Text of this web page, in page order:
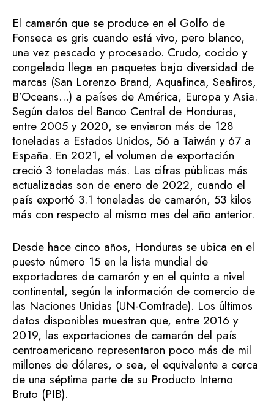
El camarón que se produce en el Golfo de
Fonseca es gris cuando está vivo, pero blanco,
una vez pescado y procesado. Crudo, cocido y
congelado llega en paquetes bajo diversidad de
marcas (San Lorenzo Brand, Aquafinca, Seafiros,
B’Oceans…) a países de América, Europa y Asia.
Según datos del Banco Central de Honduras,
entre 2005 y 2020, se enviaron más de 128
toneladas a Estados Unidos, 56 a Taiwán y 67 a
España. En 2021, el volumen de exportación
creció 3 toneladas más. Las cifras públicas más
actualizadas son de enero de 2022, cuando el
país exportó 3.1 toneladas de camarón, 53 kilos
más con respecto al mismo mes del año anterior.
Desde hace cinco años, Honduras se ubica en el
puesto número 15 en la lista mundial de
exportadores de camarón y en el quinto a nivel
continental, según la información de comercio de
las Naciones Unidas (UN-Comtrade). Los últimos
datos disponibles muestran que, entre 2016 y
2019, las exportaciones de camarón del país
centroamericano representaron poco más de mil
millones de dólares, o sea, el equivalente a cerca
de una séptima parte de su Producto Interno
Bruto (PIB).